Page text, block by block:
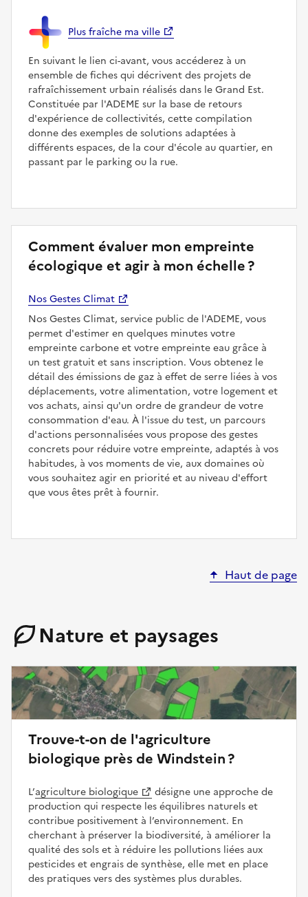
Plus fraîche ma ville
En suivant le lien ci-avant, vous accéderez à un
ensemble de fiches qui décrivent des projets de
rafraîchissement urbain réalisés dans le Grand Est.
Constituée par l'ADEME sur la base de retours
d'expérience de collectivités, cette compilation
donne des exemples de solutions adaptées à
différents espaces, de la cour d'école au quartier, en
passant par le parking ou la rue.
Comment évaluer mon empreinte
écologique et agir à mon échelle ?
Nos Gestes Climat
Nos Gestes Climat, service public de l'ADEME, vous
permet d'estimer en quelques minutes votre
empreinte carbone et votre empreinte eau grâce à
un test gratuit et sans inscription. Vous obtenez le
détail des émissions de gaz à effet de serre liées à vos
déplacements, votre alimentation, votre logement et
vos achats, ainsi qu'un ordre de grandeur de votre
consommation d'eau. À l'issue du test, un parcours
d'actions personnalisées vous propose des gestes
concrets pour réduire votre empreinte, adaptés à vos
habitudes, à vos moments de vie, aux domaines où
vous souhaitez agir en priorité et au niveau d'effort
que vous êtes prêt à fournir.
Haut de page
Nature et paysages
Trouve-t-on de l'agriculture
biologique près de Windstein ?
L’agriculture biologique
désigne une approche de
production qui respecte les équilibres naturels et
contribue positivement à l’environnement. En
cherchant à préserver la biodiversité, à améliorer la
qualité des sols et à réduire les pollutions liées aux
pesticides et engrais de synthèse, elle met en place
des pratiques vers des systèmes plus durables.